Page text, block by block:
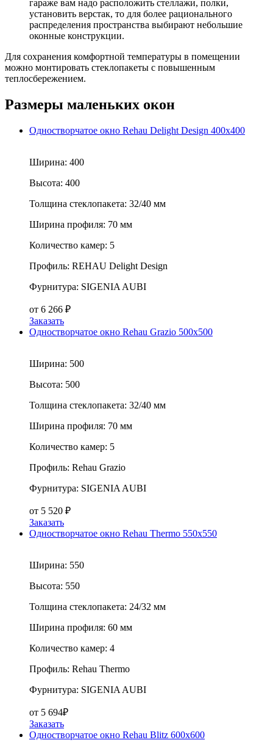
гараже вам надо расположить стеллажи, полки,
установить верстак, то для более рационального
распределения пространства выбирают небольшие
оконные конструкции.
Для сохранения комфортной температуры в помещении
можно монтировать стеклопакеты с повышенным
теплосбережением.
Размеры маленьких окон
Одностворчатое окно Rehau Delight Design 400x400
Ширина: 400
Высота: 400
Толщина стеклопакета: 32/40 мм
Ширина профиля: 70 мм
Количество камер: 5
Профиль: REHAU Delight Design
Фурнитура: SIGENIA AUBI
от 6 266 ₽
Заказать
Одностворчатое окно Rehau Grazio 500x500
Ширина: 500
Высота: 500
Толщина стеклопакета: 32/40 мм
Ширина профиля: 70 мм
Количество камер: 5
Профиль: Rehau Grazio
Фурнитура: SIGENIA AUBI
от 5 520 ₽
Заказать
Одностворчатое окно Rehau Thermo 550x550
Ширина: 550
Высота: 550
Толщина стеклопакета: 24/32 мм
Ширина профиля: 60 мм
Количество камер: 4
Профиль: Rehau Thermo
Фурнитура: SIGENIA AUBI
от 5 694₽
Заказать
Одностворчатое окно Rehau Blitz 600x600